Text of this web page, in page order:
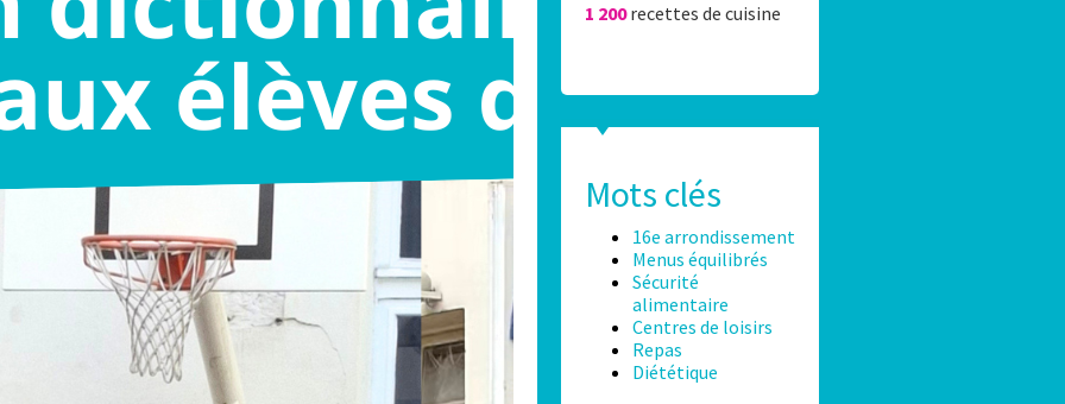
1 200recettes de cuisine
Mots clés
16e arrondissement
Menus équilibrés
Sécurité
alimentaire
Centres de loisirs
Repas
Diététique